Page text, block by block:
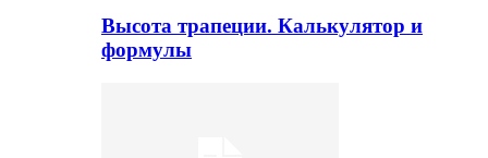
Высота трапеции. Калькулятор и
формулы